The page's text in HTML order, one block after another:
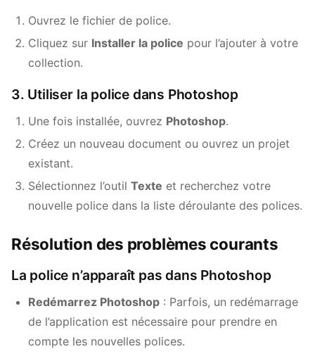
Ouvrez le fichier de police.
Cliquez sur Installer la police pour l’ajouter à votre
collection.
3. Utiliser la police dans Photoshop
Une fois installée, ouvrez Photoshop.
Créez un nouveau document ou ouvrez un projet
existant.
Sélectionnez l’outil Texte et recherchez votre
nouvelle police dans la liste déroulante des polices.
Résolution des problèmes courants
La police n’apparaît pas dans Photoshop
Redémarrez Photoshop : Parfois, un redémarrage
de l’application est nécessaire pour prendre en
compte les nouvelles polices.